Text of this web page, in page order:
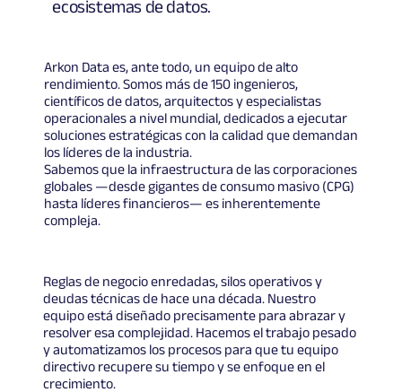
ecosistemas de datos.
Arkon Data es, ante todo, un equipo de alto
rendimiento. Somos más de 150 ingenieros,
científicos de datos, arquitectos y especialistas
operacionales a nivel mundial, dedicados a ejecutar
soluciones estratégicas con la calidad que demandan
los líderes de la industria.
Sabemos que la infraestructura de las corporaciones
globales —desde gigantes de consumo masivo (CPG)
hasta líderes financieros— es inherentemente
compleja.
Reglas de negocio enredadas, silos operativos y
deudas técnicas de hace una década. Nuestro
equipo está diseñado precisamente para abrazar y
resolver esa complejidad. Hacemos el trabajo pesado
y automatizamos los procesos para que tu equipo
directivo recupere su tiempo y se enfoque en el
crecimiento.